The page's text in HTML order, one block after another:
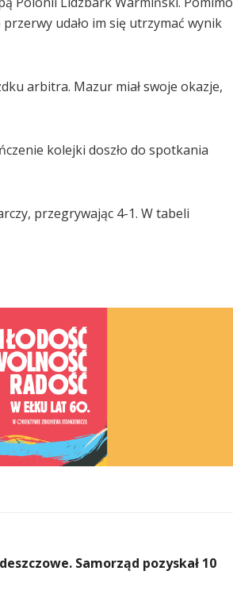
udało im się utrzymać wynik
arbitra. Mazur miał swoje okazje,
kolejki doszło do spotkania
przegrywając 4-1. W tabeli
Samorząd pozyskał 10